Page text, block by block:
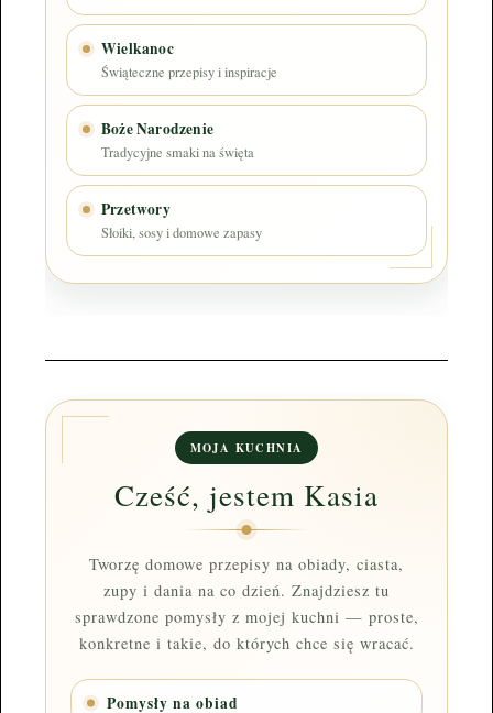
Wielkanoc
Świąteczne przepisy i inspiracje
Boże Narodzenie
Tradycyjne smaki na święta
Przetwory
Słoiki, sosy i domowe zapasy
MOJA KUCHNIA
Cześć, jestem Kasia
Tworzę domowe przepisy na obiady, ciasta,
zupy i dania na co dzień. Znajdziesz tu
sprawdzone pomysły z mojej kuchni — proste,
konkretne i takie, do których chce się wracać.
Pomysły na obiad